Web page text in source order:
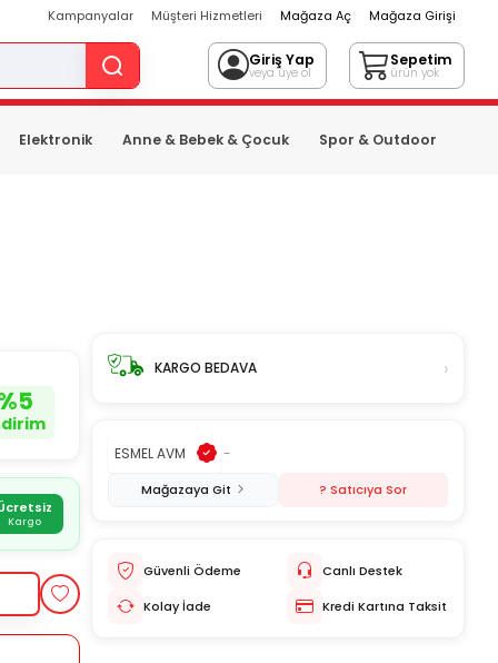
Kampanyalar Müşteri Hizmetleri Mağaza Aç Mağaza Girişi
Giriş Yap
veya üye ol
Sepetim
ürün yok
Elektronik Anne & Bebek & Çocuk Spor & Outdoor
5
Kargo
KARGO BEDAVA ›
ESMEL AVM -
Mağazaya Git ? Satıcıya Sor
Güvenli Ödeme
Canlı Destek
Kolay İade
Kredi Kartına Taksit